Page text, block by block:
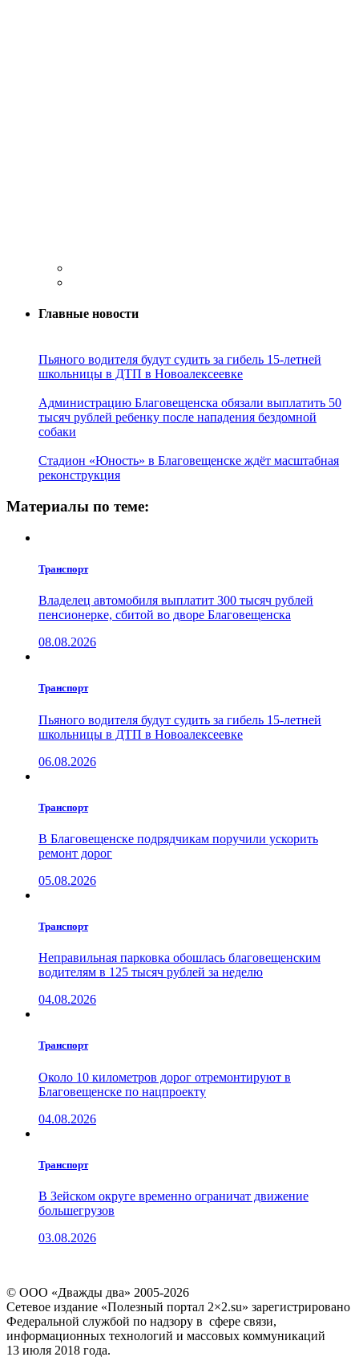
Главные новости
Пьяного водителя будут судить за гибель 15-летней
школьницы в ДТП в Новоалексеевке
Администрацию Благовещенска обязали выплатить 50
тысяч рублей ребенку после нападения бездомной
собаки
Стадион «Юность» в Благовещенске ждёт масштабная
реконструкция
Материалы по теме:
Транспорт
Владелец автомобиля выплатит 300 тысяч рублей
пенсионерке, сбитой во дворе Благовещенска
08.08.2026
Транспорт
Пьяного водителя будут судить за гибель 15-летней
школьницы в ДТП в Новоалексеевке
06.08.2026
Транспорт
В Благовещенске подрядчикам поручили ускорить
ремонт дорог
05.08.2026
Транспорт
Неправильная парковка обошлась благовещенским
водителям в 125 тысяч рублей за неделю
04.08.2026
Транспорт
Около 10 километров дорог отремонтируют в
Благовещенске по нацпроекту
04.08.2026
Транспорт
В Зейском округе временно ограничат движение
большегрузов
03.08.2026
© ООО «Дважды два» 2005-2026
Сетевое издание «Полезный портал 2×2.su» зарегистрировано
Федеральной службой по надзору в сфере связи,
информационных технологий и массовых коммуникаций
13 июля 2018 года.